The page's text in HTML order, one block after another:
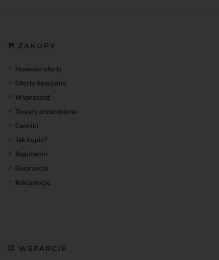
ZAKUPY
Nowości oferty
Oferty Specjalne
Wyprzedaż
Towary przecenione
Cenniki
Jak kupić?
Regulamin
Gwarancja
Reklamacje
WSPARCIE